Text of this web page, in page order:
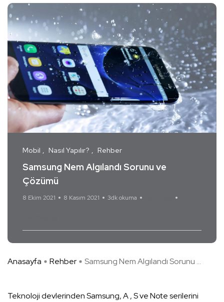
Mobil Nasıl Yapılır? Rehber
Samsung Nem Algılandı Sorunu ve
Çözümü
8 Ekim 2021 8 Kasım 2021 3dk okuma
Anasayfa Rehber Samsung Nem Algılandı Sorunu ...
Teknoloji devlerinden Samsung, A , S ve Note serilerini